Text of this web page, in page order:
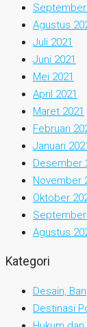
September
Agustus
Juli 2021
Juni 2021
Mei 2021
April 2021
Maret 2021
Februari
Januari
Desember
November
Oktober
Agustus
Kategori
Desain,
Destinasi